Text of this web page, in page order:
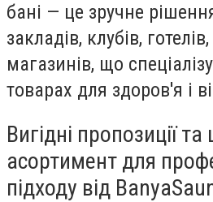
бані — це зручне
закладів, клубів,
магазинів, що
товарах для здоров'я і
Вигідні пропозиції
асортимент для
підходу від